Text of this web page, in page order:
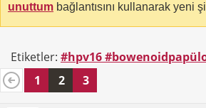
unuttum bağlantısını kullanarak yeni
Etiketler: #hpv16
1
2 3